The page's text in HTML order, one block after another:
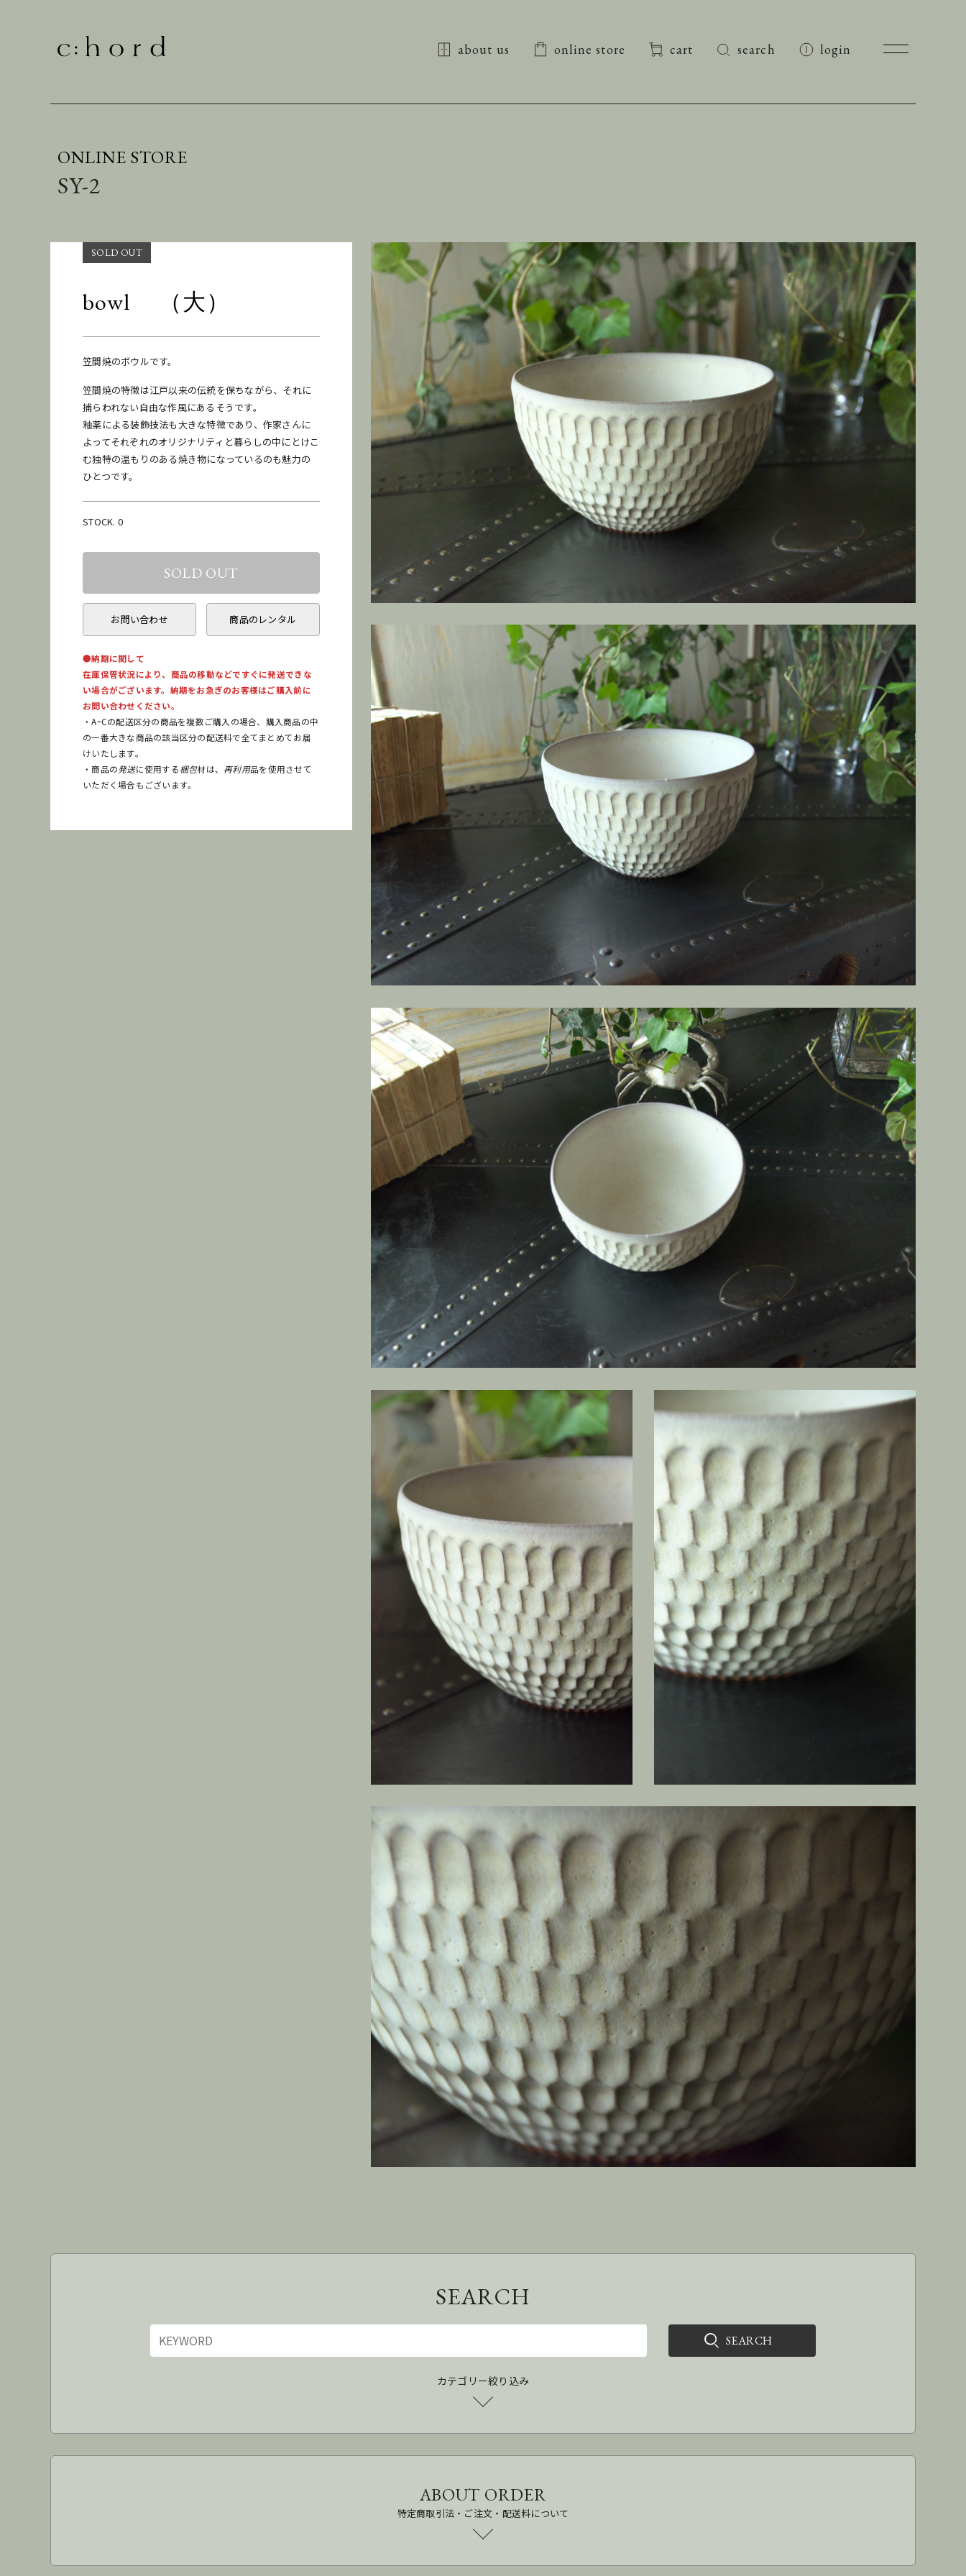
about us online store cart search login
ONLINE STORE
SY-2
bowl （大）
笠間焼のボウルです。
笠間焼の特徴は江戸以来の伝統を保ちながら、それに
捕らわれない自由な作風にあるそうです。
釉薬による装飾技法も大きな特徴であり、作家さんに
よってそれぞれのオリジナリティと暮らしの中にとけこ
む独特の温もりのある焼き物になっているのも魅力の
ひとつです。
STOCK. 0
お問い合わせ 商品のレンタル
●納期に関して
在庫保管状況により、商品の移動などですぐに発送できな
い場合がございます。納期をお急ぎのお客様はご購入前に
お問い合わせください。
・A~Cの配送区分の商品を複数ご購入の場合、購入商品の中
の一番大きな商品の該当区分の配送料で全てまとめてお届
けいたします。
・商品の発送に使用する梱包材は、 再利用品を使用させて
いただく場合もございます。
SEARCH
カテゴリー絞り込み
ABOUT ORDER
特定商取引法・ご注文・配送料について